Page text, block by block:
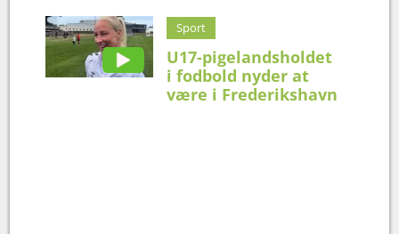
Sport
U17-pigelandsholdet
i fodbold nyder at
være i Frederikshavn